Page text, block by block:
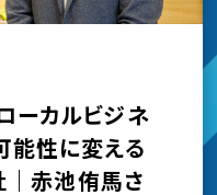
ーカルビジネ
能性に変える
｜赤池侑馬さ